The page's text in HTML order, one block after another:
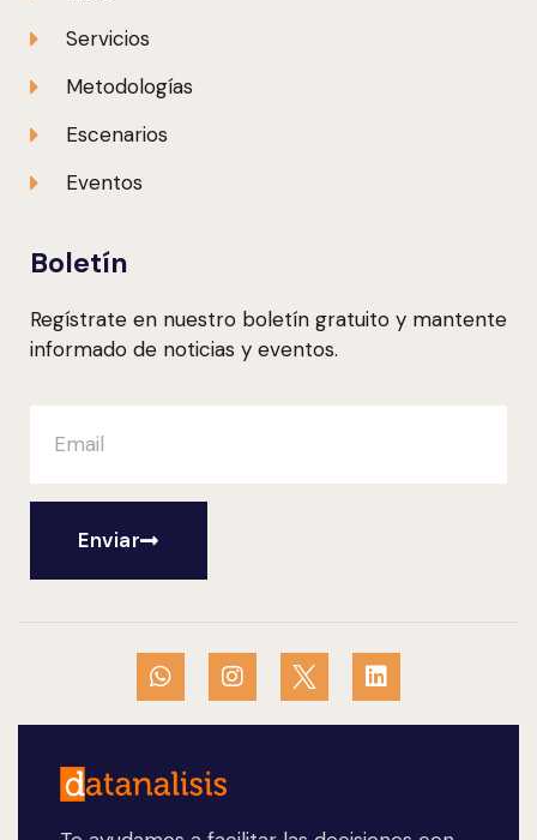
Servicios
Metodologías
Escenarios
Eventos
Boletín
Regístrate en nuestro boletín gratuito y mantente
informado de noticias y eventos.
Enviar